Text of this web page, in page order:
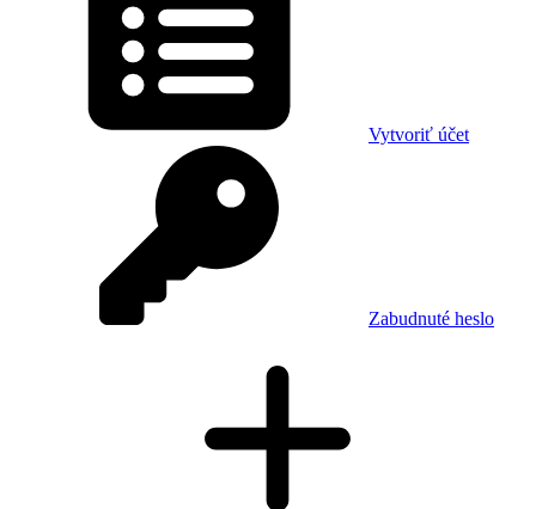
Vytvoriť účet
Zabudnuté heslo